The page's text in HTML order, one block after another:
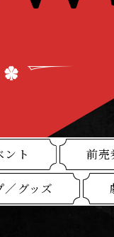
ント 前売
／グッズ